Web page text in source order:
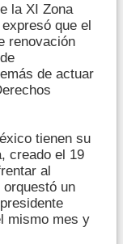
la XI Zona
que el
renovación
de actuar
tienen su
creado el 19
al
un
mismo mes y